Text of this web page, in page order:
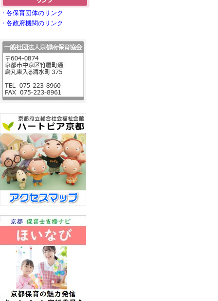
・各保育団体のリンク
・各政府機関のリンク